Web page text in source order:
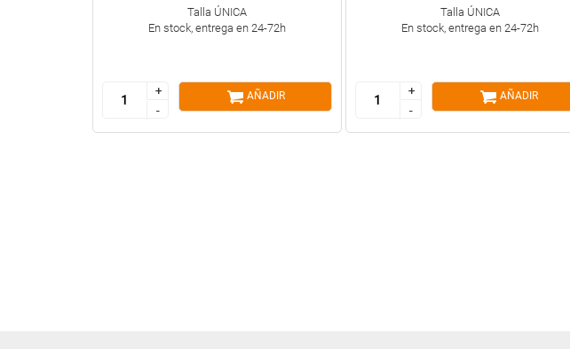
Talla ÚNICA
En stock, entrega en 24-72h
+
-
+
-
AÑADIR
Talla ÚNICA
En stock, entrega en 24-72h
+
-
+
-
AÑADIR